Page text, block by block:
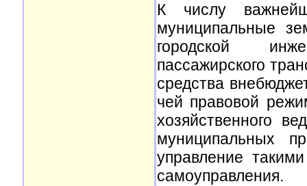
К числу
муниципальные
городской
пассажирского
средства
чей правовой
хозяйственного
муниципальных
управление
самоуправления.